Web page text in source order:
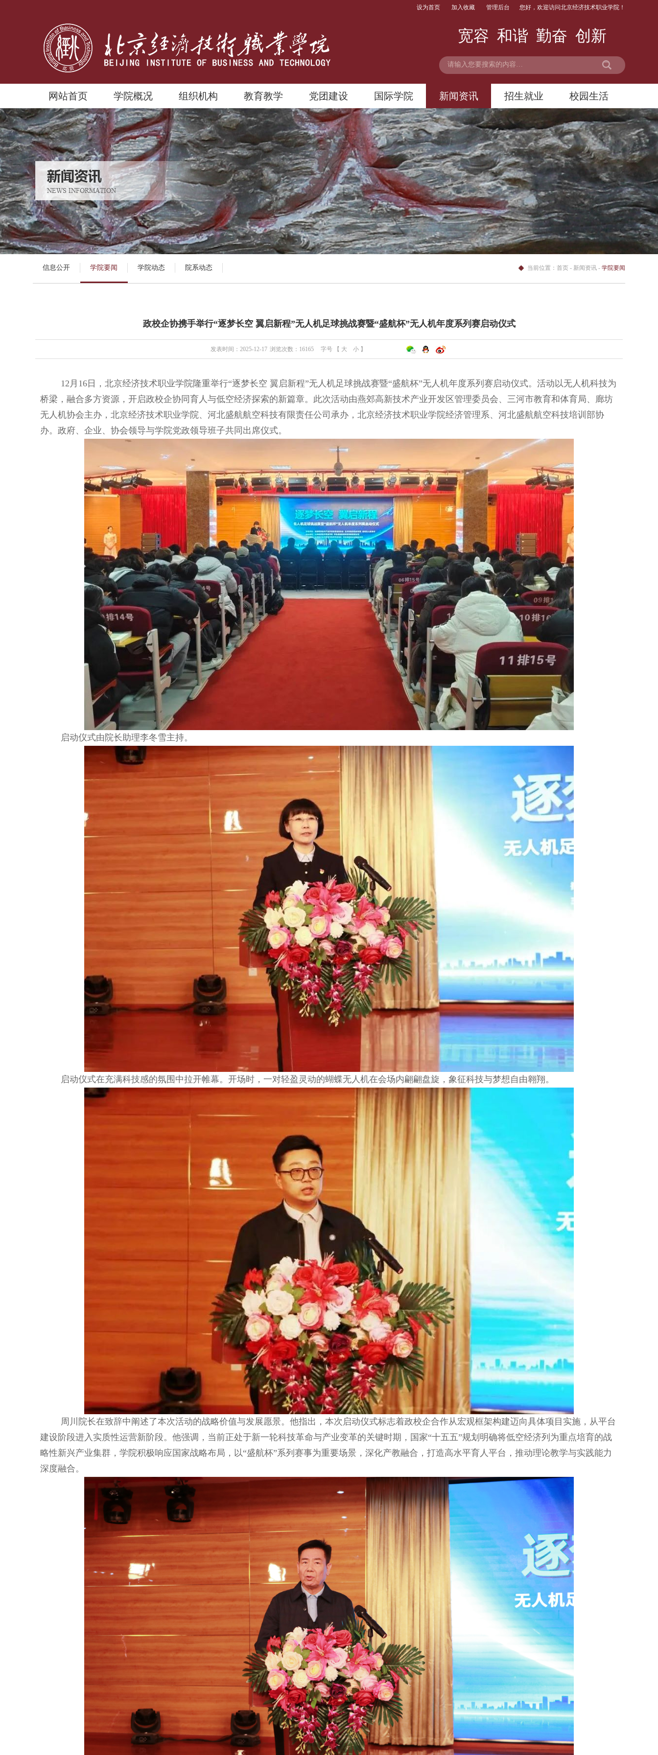
您好，欢迎访问北京经济技术职业学院！
设为首页 加入收藏 管理后台
宽容 和谐 勤奋 创新
网站首页 学院概况 组织机构 教育教学 党团建设 国际学院 新闻资讯 招生就业 校园生活
当前位置： 首页- 新闻资讯 - 学院要闻
信息公开 学院要闻 学院动态 院系动态
政校企协携手举行“逐梦长空 翼启新程”无人机足球挑战赛暨“盛航杯”无人机年度系列赛启动仪式
发表时间：2025-12-17 浏览次数： 16165 字号 【 大 小】
12月16日，北京经济技术职业学院隆重举行“逐梦长空 翼启新程”无人机足球挑战赛暨“盛航杯”无人机年度系列赛启动仪式。活动以无人机科技为
桥梁，融合多方资源，开启政校企协同育人与低空经济探索的新篇章。此次活动由燕郊高新技术产业开发区管理委员会、三河市教育和体育局、廊坊
无人机协会主办，北京经济技术职业学院、河北盛航航空科技有限责任公司承办，北京经济技术职业学院经济管理系、河北盛航航空科技培训部协
办。政府、企业、协会领导与学院党政领导班子共同出席仪式。
启动仪式由院长助理李冬雪主持。
启动仪式在充满科技感的氛围中拉开帷幕。开场时，一对轻盈灵动的蝴蝶无人机在会场内翩翩盘旋，象征科技与梦想自由翱翔。
周川院长在致辞中阐述了本次活动的战略价值与发展愿景。他指出，本次启动仪式标志着政校企合作从宏观框架构建迈向具体项目实施，从平台
建设阶段进入实质性运营新阶段。他强调，当前正处于新一轮科技革命与产业变革的关键时期，国家“十五五”规划明确将低空经济列为重点培育的战
略性新兴产业集群，学院积极响应国家战略布局，以“盛航杯”系列赛事为重要场景，深化产教融合，打造高水平育人平台，推动理论教学与实践能力
深度融合。